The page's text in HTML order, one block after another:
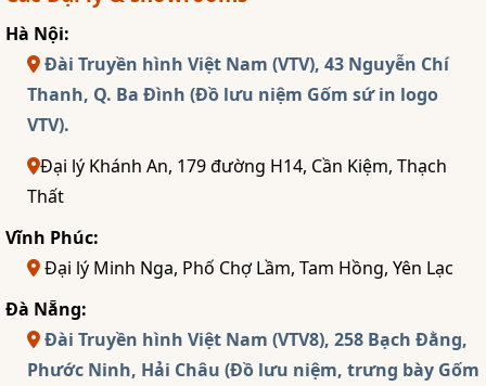
Hà Nội:
Đài Truyền hình Việt Nam (VTV), 43 Nguyễn Chí
Thanh, Q. Ba Đình (Đồ lưu niệm Gốm sứ in logo
VTV).
Đại lý Khánh An, 179 đường H14, Cần Kiệm, Thạch
Thất
Vĩnh Phúc:
Đại lý Minh Nga, Phố Chợ Lầm, Tam Hồng, Yên Lạc
Đà Nẵng:
Đài Truyền hình Việt Nam (VTV8), 258 Bạch Đằng,
Phước Ninh, Hải Châu (Đồ lưu niệm, trưng bày Gốm